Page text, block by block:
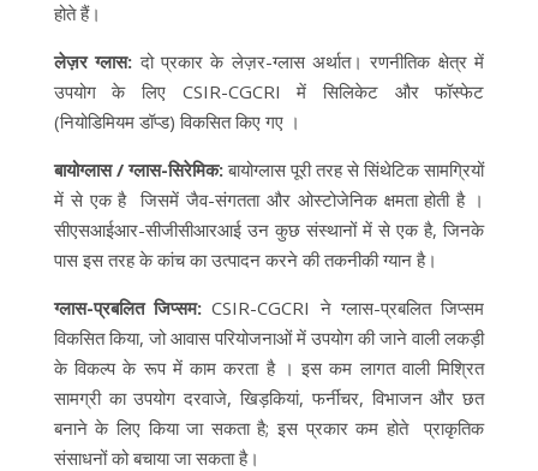
होते हैं।
लेज़र ग्लास: दो प्रकार के लेज़र-ग्लास अर्थात। रणनीतिक क्षेत्र में
उपयोग के लिए CSIR-CGCRI में सिलिकेट और फॉस्फेट
(नियोडिमियम डॉप्ड) विकसित किए गए ।
बायोग्लास / ग्लास-सिरेमिक:बायोग्लास पूरी तरह से सिंथेटिक सामग्रियों
में से एक है जिसमें जैव-संगतता और ओस्टोजेनिक क्षमता होती है ।
सीएसआईआर-सीजीसीआरआई उन कुछ संस्थानों में से एक है, जिनके
पास इस तरह के कांच का उत्पादन करने की तकनीकी ग्यान है।
ग्लास-प्रबलित जिप्सम: CSIR-CGCRI ने ग्लास-प्रबलित जिप्सम
विकसित किया, जो आवास परियोजनाओं में उपयोग की जाने वाली लकड़ी
के विकल्प के रूप में काम करता है । इस कम लागत वाली मिश्रित
सामग्री का उपयोग दरवाजे, खिड़कियां, फर्नीचर, विभाजन और छत
बनाने के लिए किया जा सकता है; इस प्रकार कम होते प्राकृतिक
संसाधनों को बचाया जा सकता है।